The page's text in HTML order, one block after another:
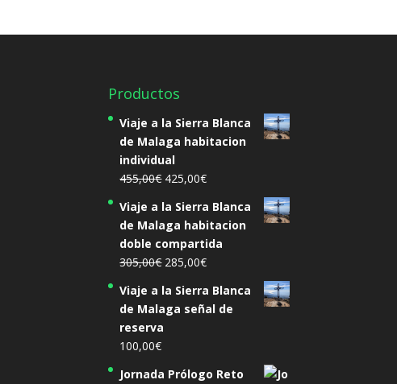
Productos
Viaje a la Sierra Blanca
de Malaga habitacion
individual
455,00€ El
original
era:
455,00€.
425,00€El
actual
es:
425,00€.
Viaje a la Sierra Blanca
de Malaga habitacion
doble compartida
305,00€ El
original
era:
285,00€El
actual
es:
Viaje a la Sierra Blanca
de Malaga señal de
reserva
100,00€
Jornada Prólogo Reto